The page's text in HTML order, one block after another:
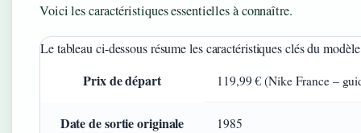
Voici les caractéristiques essentielles à connaître.
Le tableau ci-dessous résume les caractéristiques clés du
Prix de départ 119,99 € (Nike France –
Date de sortie originale 1985